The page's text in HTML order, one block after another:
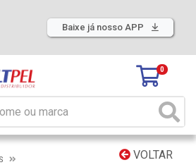
Baixe já nosso APP
0
VOLTAR